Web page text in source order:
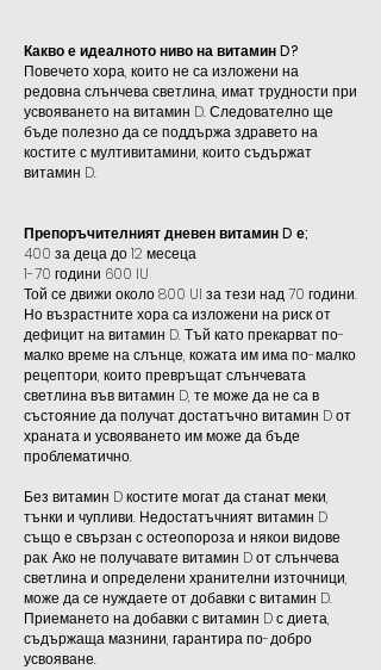
Какво е идеалното ниво на витамин D?
Повечето хора, които не са изложени на
редовна слънчева светлина, имат трудности при
усвояването на витамин D. Следователно ще
бъде полезно да се поддържа здравето на
костите с мултивитамини, които съдържат
витамин D.
Препоръчителният дневен витамин D е;
400 за деца до 12 месеца
1-70 години 600 IU
Той се движи около 800 UI за тези над 70 години.
Но възрастните хора са изложени на риск от
дефицит на витамин D. Тъй като прекарват по-
малко време на слънце, кожата им има по-малко
рецептори, които превръщат слънчевата
светлина във витамин D, те може да не са в
състояние да получат достатъчно витамин D от
храната и усвояването им може да бъде
проблематично.
Без витамин D костите могат да станат меки,
тънки и чупливи. Недостатъчният витамин D
също е свързан с остеопороза и някои видове
рак. Ако не получавате витамин D от слънчева
светлина и определени хранителни източници,
може да се нуждаете от добавки с витамин D.
Приемането на добавки с витамин D с диета,
съдържаща мазнини, гарантира по-добро
усвояване.